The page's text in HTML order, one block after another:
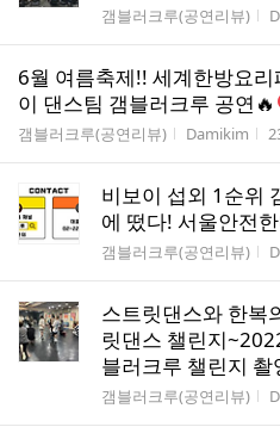
게시판명
갬블러크루(공연리뷰)
6월 여름축제!! 세계한방요
이 댄스팀 갬블러크루 공연🔥
게시판명
갬블러크루(공연리뷰) 작성자
Damikim
비보이 섭외 1순위
에 떴다! 서울안전
게시판명
갬블러크루(공연리뷰)
스트릿댄스와 한복
릿댄스 챌린지
블러크루 챌린지
게시판명
갬블러크루(공연리뷰)